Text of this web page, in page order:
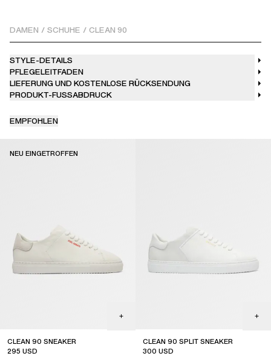
den anspruchsvollen Minimalisten konzipiert.
DAMEN / SCHUHE / CLEAN 90
STYLE-DETAILS
PFLEGELEITFADEN
LIEFERUNG UND KOSTENLOSE RÜCKSENDUNG
PRODUKT-FUSSABDRUCK
EMPFOHLEN
CLEAN 90 SNEAKER
295 USD
NEU EINGETROFFEN
CLEAN 90 SPLIT SNEAKER
300 USD